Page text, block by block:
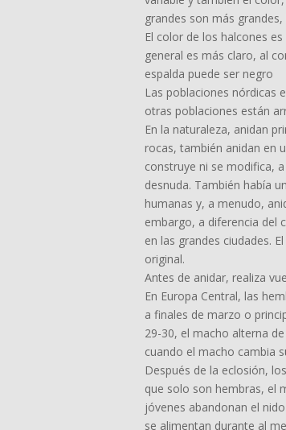
grandes son más
El color de los halcones
general es más claro, al
espalda puede ser negro
Las poblaciones nórdicas
otras poblaciones están
En la naturaleza, anidan
rocas, también anidan en
construye ni se modifica,
desnuda. También había
humanas y, a menudo,
embargo, a diferencia del
en las grandes ciudades.
original.
Antes de anidar, realiza
En Europa Central, las
a finales de marzo o
29-30, el macho alterna
cuando el macho cambia
Después de la eclosión,
que solo son hembras, el
jóvenes abandonan el
se alimentan durante al